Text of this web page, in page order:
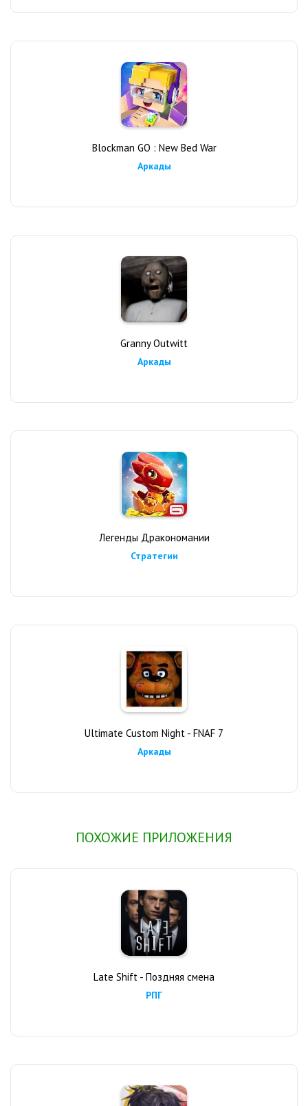
Blockman GO : New Bed War
Аркады
Granny Outwitt
Аркады
Легенды Дракономании
Стратегии
Ultimate Custom Night - FNAF 7
Аркады
ПОХОЖИЕ ПРИЛОЖЕНИЯ
Late Shift - Поздняя смена
РПГ